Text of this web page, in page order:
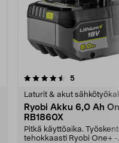
5arvostelut
Laturit & akut
Ryobi Akku 6,0 Ah
RB1860X
Pitkä käyttöaika.
tehokkaasti Ryobi One+ -
4.5viidestä